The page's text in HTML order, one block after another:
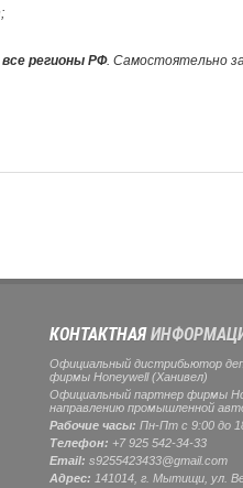
;
регионы РФ. Самостоятельно
КОНТАКТНАЯ
Официальный дистрибьютор
фирмы Honeywell (Ханивел)
Официальный партнер фирмы
направлению промышленной
Рабочие часы: Пн-Пт с 9:00 до
Телефон: +7 925 542-34-33
Email: s9255423433@gmail.com
Адрес: 141014, г. Мытищи, ул.